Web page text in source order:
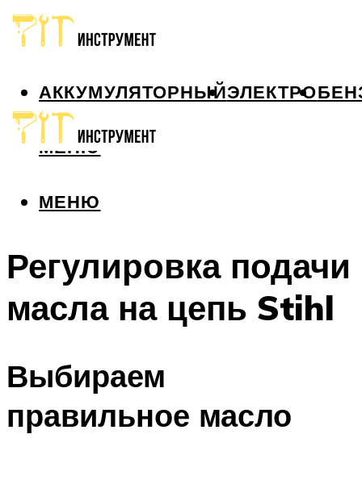
АККУМУЛЯТОРНЫЙЭЛЕКТРО
МЕНЮ
МЕНЮ
Регулировка подачи
масла на цепь Stihl
Выбираем
правильное масло